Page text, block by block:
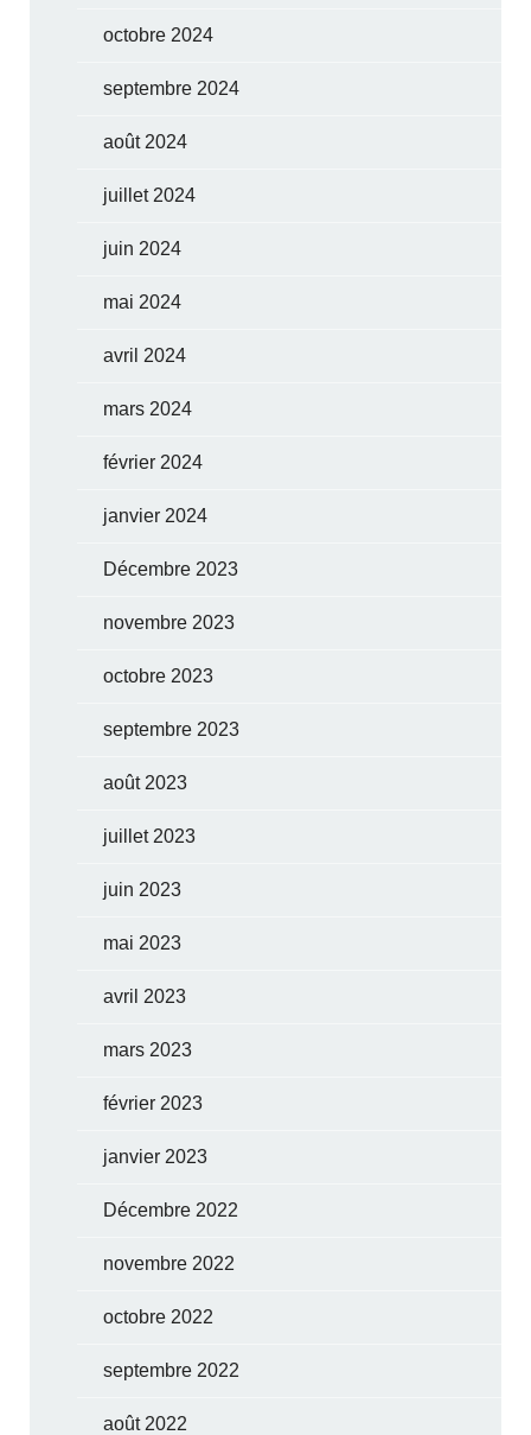
octobre 2024
septembre 2024
août 2024
juillet 2024
juin 2024
mai 2024
avril 2024
mars 2024
février 2024
janvier 2024
Décembre 2023
novembre 2023
octobre 2023
septembre 2023
août 2023
juillet 2023
juin 2023
mai 2023
avril 2023
mars 2023
février 2023
janvier 2023
Décembre 2022
novembre 2022
octobre 2022
septembre 2022
août 2022